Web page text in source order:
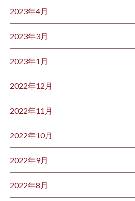
2023年4月
2023年3月
2023年1月
2022年12月
2022年11月
2022年10月
2022年9月
2022年8月